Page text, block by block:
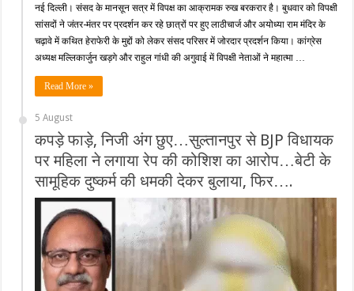
नई दिल्ली। संसद के मानसून सत्र में विपक्ष का आक्रामक रुख बरकरार है। बुधवार को विपक्षी
सांसदों ने जंतर-मंतर पर प्रदर्शन कर रहे छात्रों पर हुए लाठीचार्ज और अयोध्या राम मंदिर के
चढ़ावे में कथित हेराफेरी के मुद्दों को लेकर संसद परिसर में जोरदार प्रदर्शन किया। कांग्रेस
अध्यक्ष मल्लिकार्जुन खड़गे और राहुल गांधी की अगुवाई में विपक्षी नेताओं ने महात्मा …
Read More »
5 August
कपड़े फाड़े, निजी अंग छुए…सुल्तानपुर से BJP विधायक
पर महिला ने लगाया रेप की कोशिश का आरोप…बेटी के
सामूहिक दुष्कर्म की धमकी देकर बुलाया, फिर….